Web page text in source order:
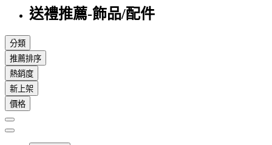
送禮推薦-飾品/配件
分類
推薦排序
熱銷度
新上架
價格